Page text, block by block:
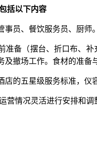
括以下内容
员、餐饮服务员、厨师。
准备（摆台、折口布、
撤场工作。食材的准备
店的五星级服务标准，仪
营情况灵活进行安排和调